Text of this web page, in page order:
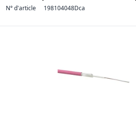
N° d'article 198104048Dca